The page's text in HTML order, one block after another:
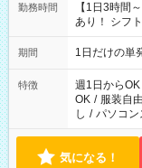
勤務時間
【1日3時間
あり！ シフ
▼18:00～
期間 1日だけの単
特徴 週1日からOK
OK / 服装自由
し / パソコン
気になる！